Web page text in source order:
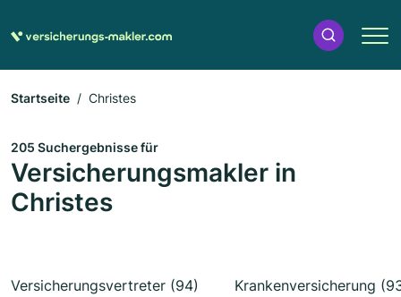
Startseite Christes
205 Suchergebnisse für
Versicherungsmakler in
Christes
Versicherungsvertreter (94) Krankenversicherung